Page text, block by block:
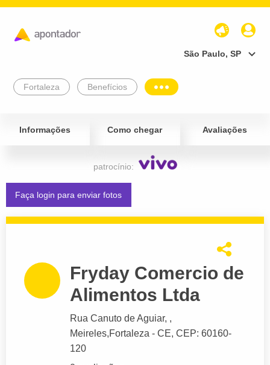
São Paulo, SP
Fortaleza Benefícios
Informações Como chegar Avaliações
patrocínio:
Faça login para enviar fotos
Fryday Comercio de
Alimentos Ltda
Rua Canuto de Aguiar, ,
Meireles,Fortaleza - CE, CEP: 60160-
120